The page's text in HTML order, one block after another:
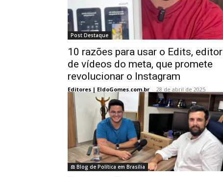
Post Destaque
10 razões para usar o Edits, editor
de vídeos do meta, que promete
revolucionar o Instagram
Editores | EldoGomes.com.br - 28 de abril de 2025
⚖️ Blog de Política em Brasília